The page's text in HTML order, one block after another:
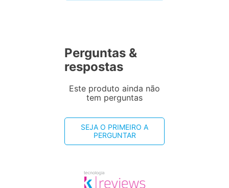
Perguntas &
respostas
Este produto ainda não
tem perguntas
SEJA O PRIMEIRO A
PERGUNTAR